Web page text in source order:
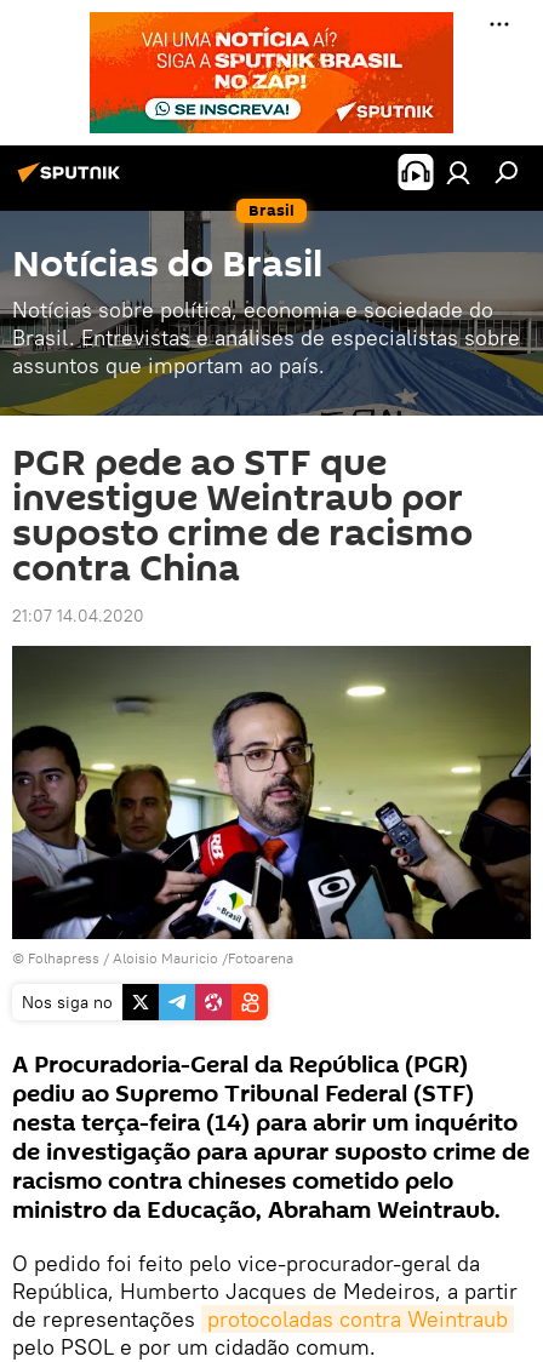
Brasil
Notícias do Brasil
Notícias sobre política, economia e sociedade do
Brasil. Entrevistas e análises de especialistas sobre
assuntos que importam ao país.
PGR pede ao STF que
investigue Weintraub por
suposto crime de racismo
contra China
21:07 14.04.2020
© Folhapress / Aloisio Mauricio /Fotoarena
Nos siga no
A Procuradoria-Geral da República (PGR)
pediu ao Supremo Tribunal Federal (STF)
nesta terça-feira (14) para abrir um inquérito
de investigação para apurar suposto crime de
racismo contra chineses cometido pelo
ministro da Educação, Abraham Weintraub.
O pedido foi feito pelo vice-procurador-geral da
República, Humberto Jacques de Medeiros, a partir
de representações protocoladas contra Weintraub
pelo PSOL e por um cidadão comum.